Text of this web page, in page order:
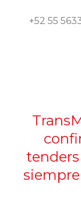
+52 55